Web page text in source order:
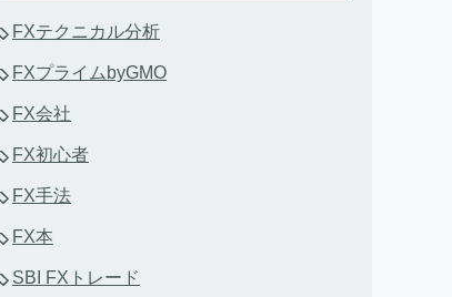
FXテクニカル分析
FXプライムbyGMO
FX会社
FX初心者
FX手法
FX本
SBI FXトレード